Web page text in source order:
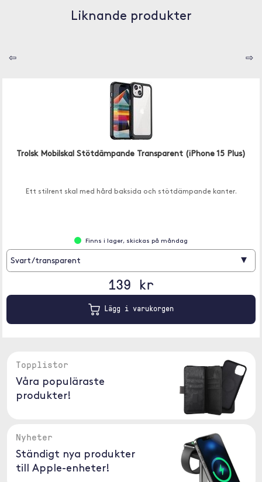
Liknande produkter
⇦ ⇨
Trolsk Mobilskal Stötdämpande Transparent (iPhone 15 Plus)
Ett stilrent skal med hård baksida och stötdämpande kanter.
Finns i lager, skickas på måndag
Svart/transparent ▾
139 kr
Lägg i varukorgen
Topplistor
Våra populäraste
produkter!
Nyheter
Ständigt nya produkter
till Apple-enheter!